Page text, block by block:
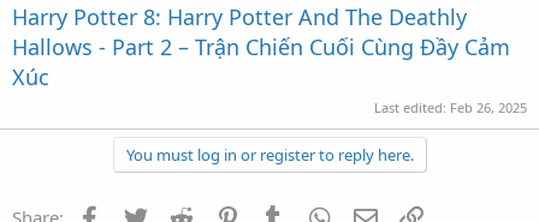
Harry Potter 8: Harry Potter And The Deathly
Hallows - Part 2 – Trận Chiến Cuối Cùng Đầy Cảm
Xúc
Last edited: Feb 26, 2025
You must log in or register to reply here.
Facebook
Twitter Reddit PinterestTumblr WhatsApp
Email